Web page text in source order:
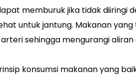
memburuk jika tidak diiringi
untuk jantung. Makanan
sehingga mengurangi aliran
konsumsi makanan yang